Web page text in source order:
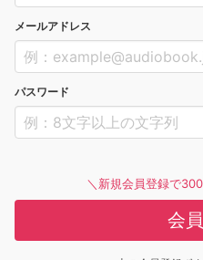
メールアドレス
パスワード
＼新規会員登録で
会